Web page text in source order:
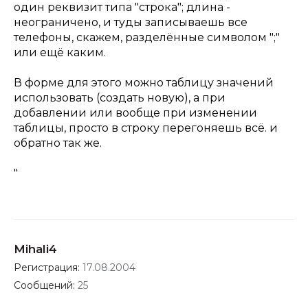
один реквизит типа "строка"; длина -
неограничено, и туды записываешь все
телефоны, скажем, разделённые символом ";"
или ещё каким.
В форме для этого можно таблицу значений
использовать (создать новую), а при
добавлении или вообще при изменении
таблицы, просто в строку перегоняешь всё. и
обратно так же.
"
Mihali4
Регистрация: 17.08.2004
Сообщений: 25